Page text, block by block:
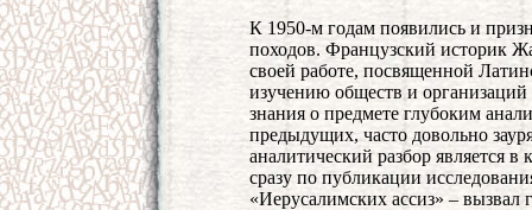
К 1950-м годам появились и
походов. Французский историк
своей работе, посвященной
изучению обществ и
знания о предмете глубоким
предыдущих, часто довольно
аналитический разбор является в
сразу по публикации
«Иерусалимских ассиз» – вызвал